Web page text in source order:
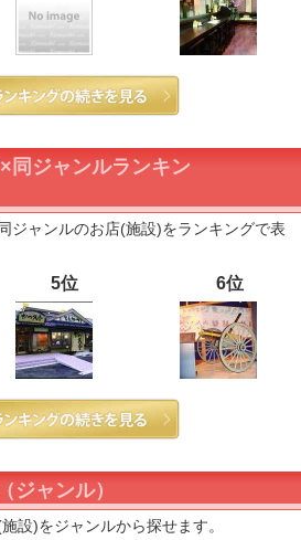
同ジャンルランキン
ジャンルのお店(施設)をランキングで表
5位 6位
ジャンル）
設)をジャンルから探せます。